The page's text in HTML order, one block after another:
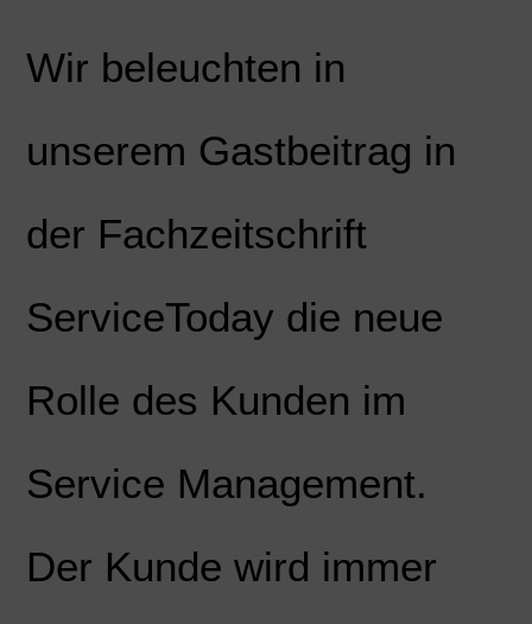
Wir beleuchten in
unserem Gastbeitrag in
der Fachzeitschrift
ServiceToday die neue
Rolle des Kunden im
Service Management.
Der Kunde wird immer